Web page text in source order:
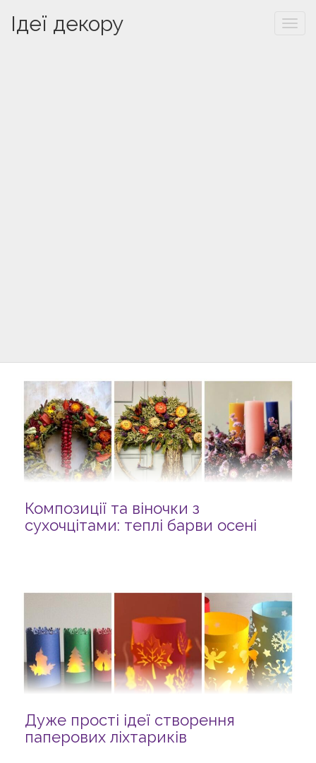
Ідеї декору
Композиції та віночки з
сухочцітами: теплі барви осені
Дуже прості ідеї створення
паперових ліхтариків